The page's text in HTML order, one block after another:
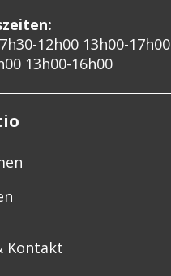
12h00 13h00-17h00
13h00-16h00
Kontakt